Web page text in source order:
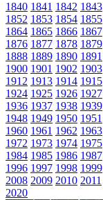
1840 1841 1842 1843
1852 1853 1854 1855
1864 1865 1866 1867
1876 1877 1878 1879
1888 1889 1890 1891
1900 1901 1902 1903
1912 1913 1914 1915
1924 1925 1926 1927
1936 1937 1938 1939
1948 1949 1950 1951
1960 1961 1962 1963
1972 1973 1974 1975
1984 1985 1986 1987
1996 1997 1998 1999
2008 2009 2010 2011
2020